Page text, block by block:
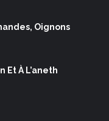
Oignons
Et À L’aneth